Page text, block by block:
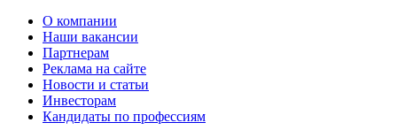
О компании
Наши вакансии
Партнерам
Реклама на сайте
Новости и статьи
Инвесторам
Кандидаты по профессиям